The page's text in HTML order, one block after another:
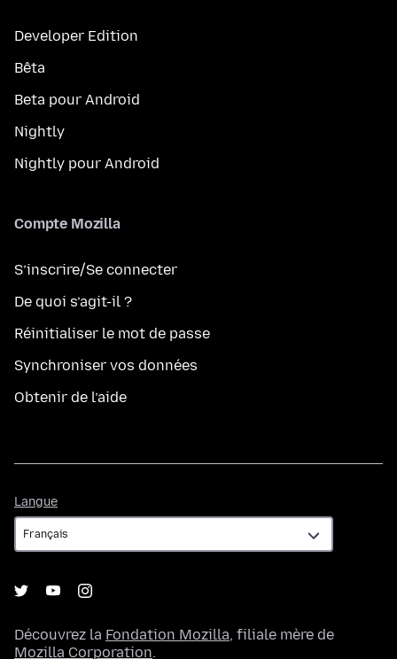
Developer Edition
Bêta
Beta pour Android
Nightly
Nightly pour Android
Compte Mozilla
S’inscrire/Se connecter
De quoi s’agit-il ?
Réinitialiser le mot de passe
Synchroniser vos données
Obtenir de l’aide
Langue
Découvrez la Fondation Mozilla, filiale mère de
Mozilla Corporation.